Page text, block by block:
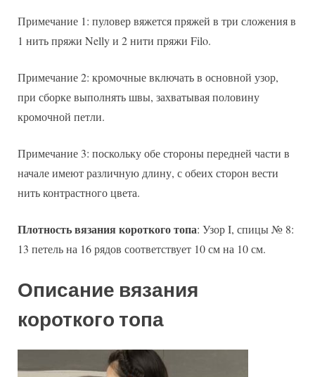
Примечание 1: пуловер вяжется пряжей в три сложения в
1 нить пряжи Nelly и 2 нити пряжи Filo.
Примечание 2: кромочные включать в основной узор,
при сборке выполнять швы, захватывая половину
кромочной петли.
Примечание 3: поскольку обе стороны передней части в
начале имеют различную длину, с обеих сторон вести
нить контрастного цвета.
Плотность вязания короткого топа: Узор I, спицы № 8:
13 петель на 16 рядов соответствует 10 см на 10 см.
Описание вязания
короткого топа